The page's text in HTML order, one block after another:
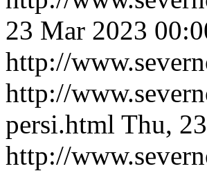
23 Mar 2023
http://
http://
persi.html Thu,
http://